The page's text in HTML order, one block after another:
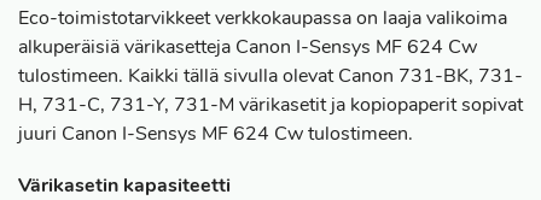
Eco-toimistotarvikkeet verkkokaupassa on laaja valikoima
alkuperäisiä värikasetteja Canon I-Sensys MF 624 Cw
tulostimeen. Kaikki tällä sivulla olevat Canon 731-BK, 731-
H, 731-C, 731-Y, 731-M värikasetit ja kopiopaperit sopivat
juuri Canon I-Sensys MF 624 Cw tulostimeen.
Värikasetin kapasiteetti